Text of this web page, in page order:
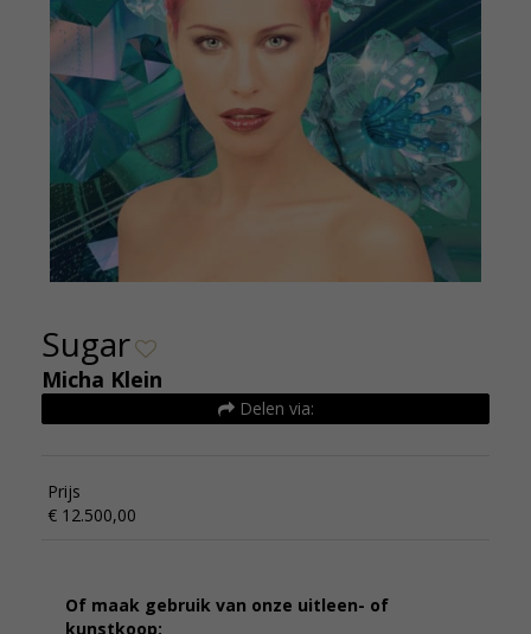
Sugar
Micha Klein
Delen via:
Prijs
€ 12.500,00
Of maak gebruik van onze uitleen- of
kunstkoop: